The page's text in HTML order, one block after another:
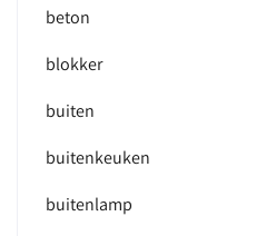
beton
blokker
buiten
buitenkeuken
buitenlamp